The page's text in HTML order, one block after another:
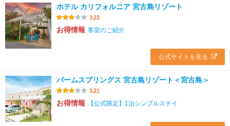
ホテル カリフォルニア 宮古島リゾート
3.23
お得情報 客室のご紹介
公式サイトを見る
パームスプリングス 宮古島リゾート＜宮古島＞
3.21
お得情報 【公式限定】1泊シンプルステイ